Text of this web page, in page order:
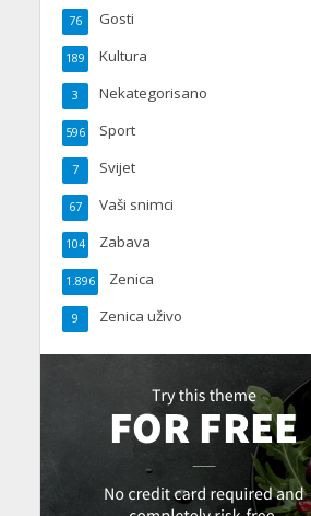
Gosti
76
Kultura
189
Nekategorisano
3
Sport
596
Svijet
7
Vaši snimci
67
Zabava
104
Zenica
1.896
Zenica uživo
9